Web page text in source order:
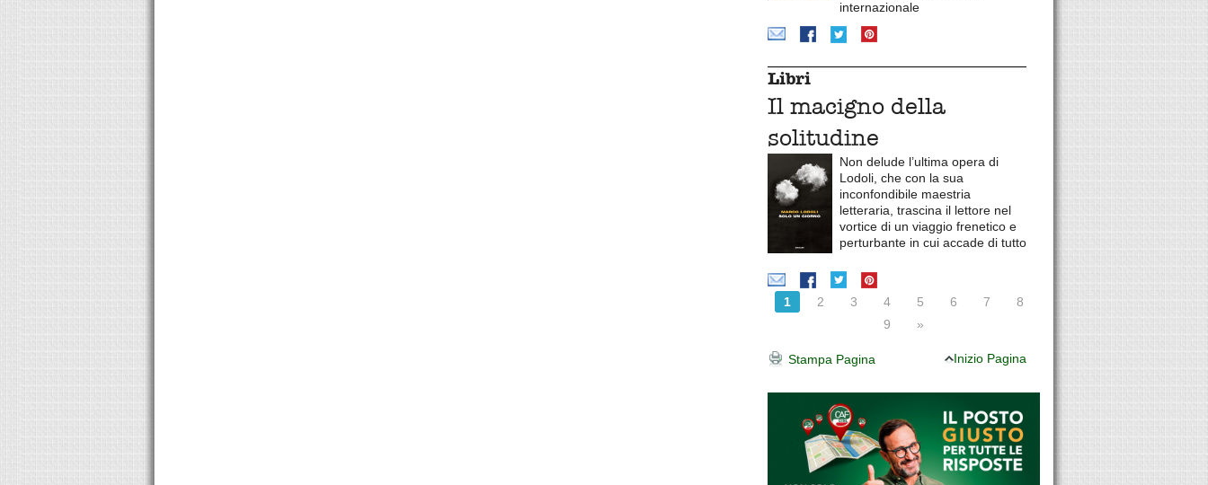
internazionale
Libri
Il macigno della
solitudine
Non delude l’ultima opera di
Lodoli, che con la sua
inconfondibile maestria
letteraria, trascina il lettore nel
vortice di un viaggio frenetico e
perturbante in cui accade di tutto
1 2 3 4 5 6 7
8
9
»
Stampa Pagina Inizio Pagina